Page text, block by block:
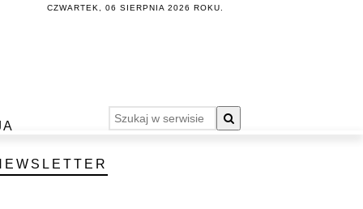
CZWARTEK, 06 SIERPNIA 2026 ROKU.